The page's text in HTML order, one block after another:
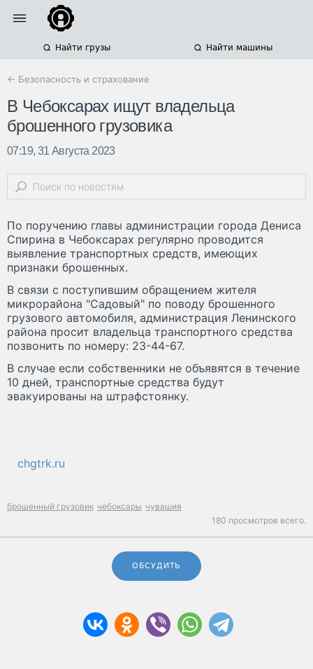
Найти грузы Найти машины
← Безопасность и страхование
В Чебоксарах ищут владельца
брошенного грузовика
07:19, 31 Августа 2023
По поручению главы администрации города Дениса
Спирина в Чебоксарах регулярно проводится
выявление транспортных средств, имеющих
признаки брошенных.
В связи с поступившим обращением жителя
микрорайона "Садовый" по поводу брошенного
грузового автомобиля, администрация Ленинского
района просит владельца транспортного средства
позвонить по номеру: 23-44-67.
В случае если собственники не объявятся в течение
10 дней, транспортные средства будут
эвакуированы на штрафстоянку.
chgtrk.ru
брошенный грузовик чебоксары чувашия
180 просмотров всего.
ОБСУДИТЬ